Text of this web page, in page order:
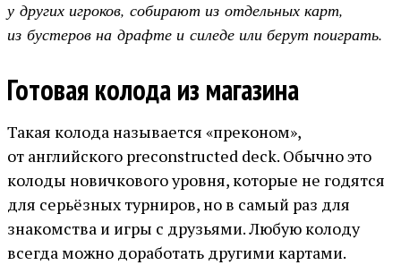
у других игроков, собирают из отдельных карт,
из бустеров на драфте и силеде или берут поиграть.
Готовая колода из магазина
Такая колода называется «преконом»,
от английского preconstructed deck. Обычно это
колоды новичкового уровня, которые не годятся
для серьёзных турниров, но в самый раз для
знакомства и игры с друзьями. Любую колоду
всегда можно доработать другими картами.